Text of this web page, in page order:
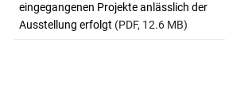
eingegangenen Projekte anlässlich der
Ausstellung erfolgt (PDF, 12.6 MB)